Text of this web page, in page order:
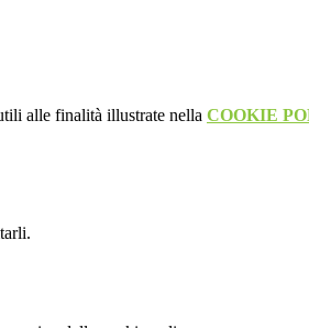
alle finalità illustrate nella COOKIE